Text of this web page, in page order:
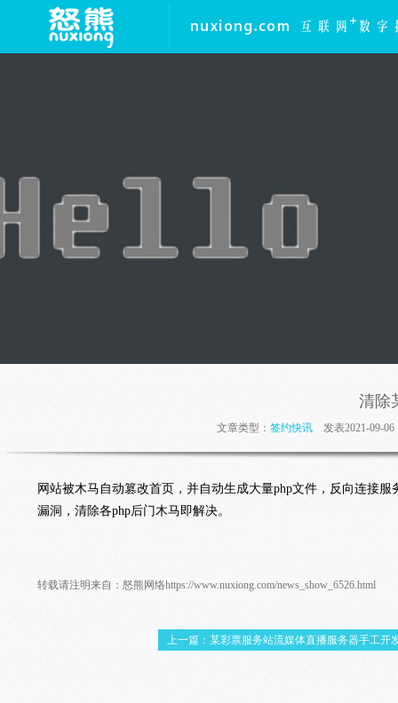
清除
文章类型： 签约快讯 发表2021-09-
网站被木马自动篡改首页，并自动生成大量php文件，反向连接
漏洞，清除各php后门木马即解决。
转载请注明来自： 怒熊网络https://www.nuxiong.com/news_show_6526.html
上一篇：某彩票服务站流媒体直播服务器手工开